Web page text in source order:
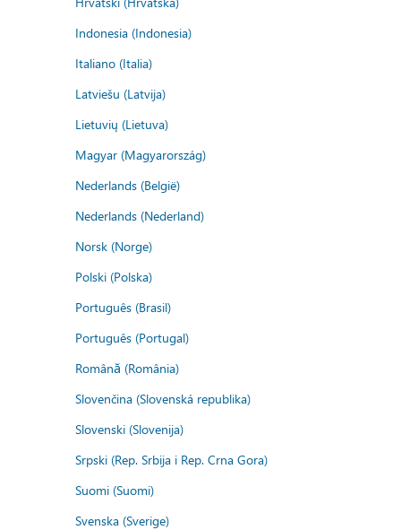
Indonesia (Indonesia)
Italiano (Italia)
Latviešu (Latvija)
Lietuvių (Lietuva)
Magyar (Magyarország)
Nederlands (België)
Nederlands (Nederland)
Norsk (Norge)
Polski (Polska)
Português (Brasil)
Português (Portugal)
Română (România)
Slovenčina (Slovenská republika)
Slovenski (Slovenija)
Srpski (Rep. Srbija i Rep. Crna Gora)
Suomi (Suomi)
Svenska (Sverige)